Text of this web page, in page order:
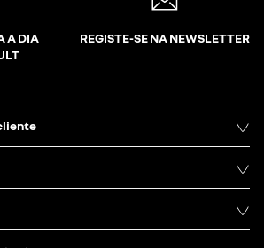
A DIA
REGISTE-SE NA NEWSLETTER